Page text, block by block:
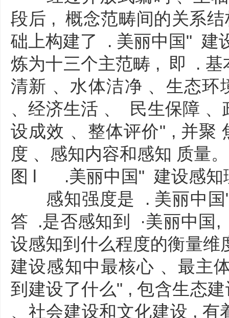
段后 , 概念范畴间的关系
础上构建了 . 美丽中国" 建
炼为十三个主范畴 , 即 . 基
清新 、水体洁净 、生态环
、经济生活 、 民生保障
设成效 、整体评价" , 并聚
度 、感知内容和感知 质量。
图 l .美丽中国" 建设感知
感知强度是 . 美丽中国"
答 .是否感知到 ·美丽中国
设感知到什么程度的衡量
建设感知中最核心 、最主
到建设了什么" , 包含生态
、社会建设和文化建设 ,